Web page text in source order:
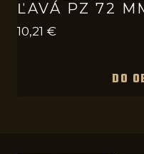
ĽAVÁ PZ 72
10,21 €
DO